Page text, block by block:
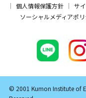
個人情報保護方針 サ
ソーシャルメディアポ
© 2001 Kumon Institute of